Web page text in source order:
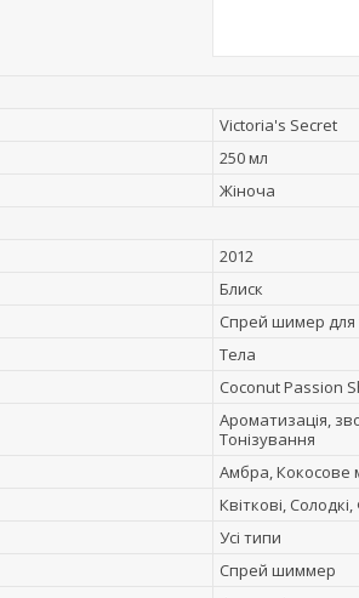
Victoria's Secret
250 мл
Жіноча
2012
Блиск
Спрей шимер для
Тела
Coconut Passion
Ароматизація,
Тонізування
Амбра, Кокосове
Квіткові,
Усі типи
Спрей шиммер